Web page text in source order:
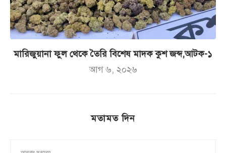
মারিজুয়ানা ফুল থেকে তৈরি বিশেষ মাদক কুশ জব্দ,আটক-১
আগ ৬, ২০২৬
মতামত দিন